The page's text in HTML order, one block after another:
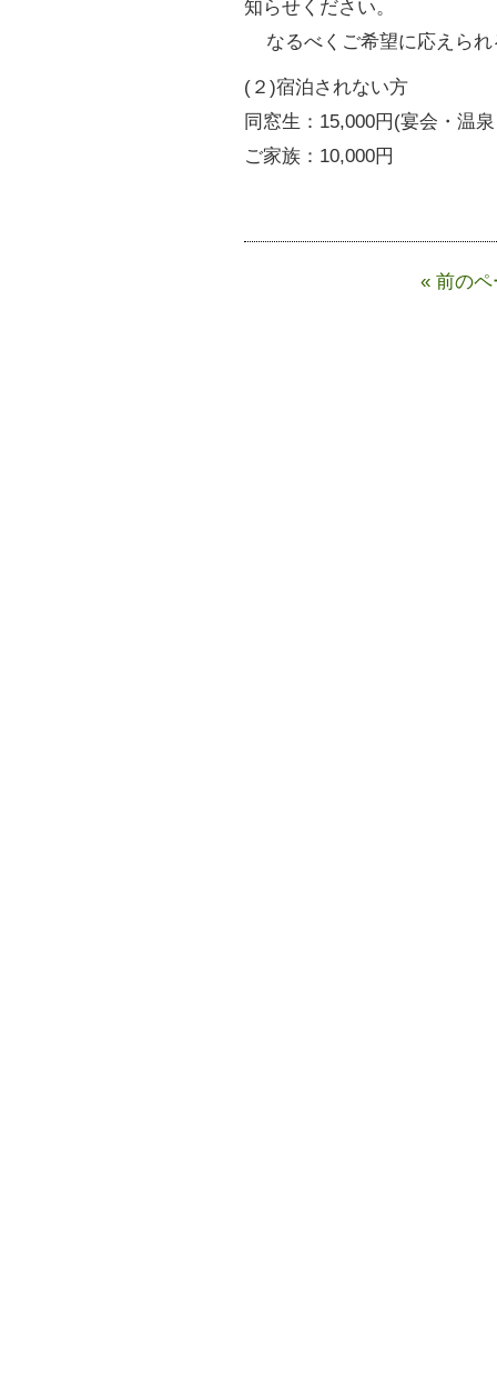
知らせください。
なるべくご希望に応えられ
(２)宿泊されない方
同窓生：15,000円(宴会・温
ご家族：10,000円
« 前のペ